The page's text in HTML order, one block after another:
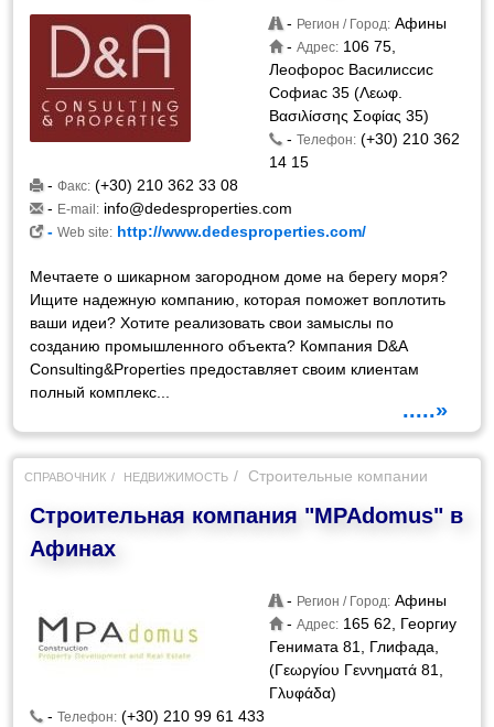
- Регион / Город: Афины
-Адрес: 106 75,
Леофорос Василиссис
Софиас 35 (Λεωφ.
Βασιλίσσης Σοφίας 35)
-Телефон: (+30) 210 362
14 15
-Факс: (+30) 210 362 33 08
- E-mail: info@dedesproperties.com
-Web site: http://www.dedesproperties.com/
Мечтаете о шикарном загородном доме на берегу моря?
Ищите надежную компанию, которая поможет воплотить
ваши идеи? Хотите реализовать свои замыслы по
созданию промышленного объекта? Компания D&A
Consulting&Properties предоставляет своим клиентам
полный комплекс...
.....»
СПРАВОЧНИК НЕДВИЖИМОСТЬ Строительные компании
Строительная компания "MPAdomus" в
Афинах
- Регион / Город: Афины
-Адрес: 165 62, Георгиу
Генимата 81, Глифада,
(Γεωργίου Γεννηματά 81,
Γλυφάδα)
-Телефон: (+30) 210 99 61 433